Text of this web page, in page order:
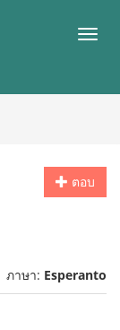
เมนู
ตอบ
ภาษา: Esperanto